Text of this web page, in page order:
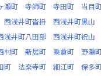
瀬町 寺師町 寺田町 当目
西浅井町沓掛 西浅井町黒山
浅井町八田部 西浅井町祝山
村町 新居町 乗倉町 野瀬
町 法楽寺町 細江町 保多